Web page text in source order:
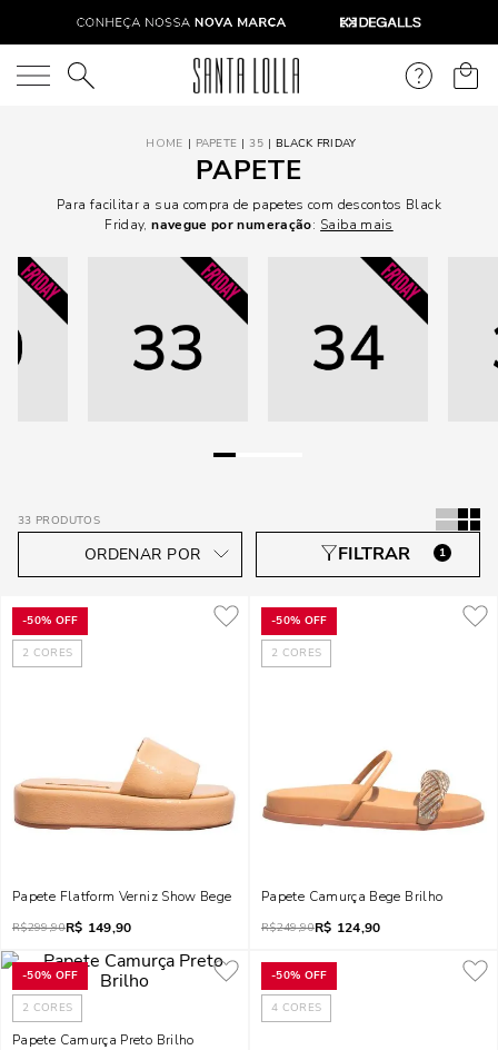
O que você está procurando?
PAPETE 35 BLACK FRIDAY
PAPETE
Para facilitar a sua compra de papetes com descontos Black
Friday,navegue por numeração: Saiba mais
33 PRODUTOS
1
-50% OFF
2 CORES
Papete Flatform Verniz Show Bege
R$299,90R$ 149,90
-50% OFF
2 CORES
Papete Camurça Bege Brilho
R$249,90R$ 124,90
-50% OFF
2 CORES
Papete Camurça Preto Brilho
-50% OFF
4 CORES